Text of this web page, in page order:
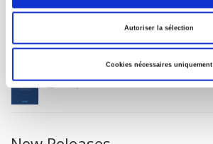
Autoriser la sélection
Cookies nécessaires uniquement
Future Releases
La France et l'Union européenne
4 sept. 2026